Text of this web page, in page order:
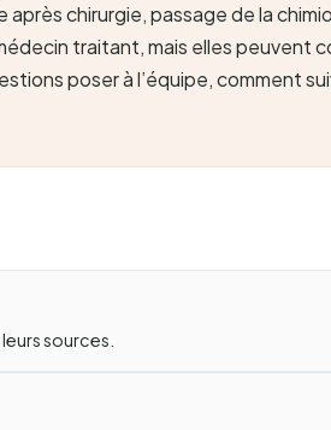
chirurgie, passage de la
traitant, mais elles peuvent
poser à l’équipe, comment
sources.